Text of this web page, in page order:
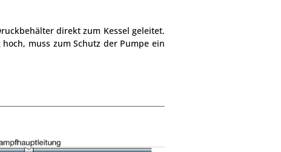
direkt zum Kessel geleitet.
muss zum Schutz der Pumpe ein